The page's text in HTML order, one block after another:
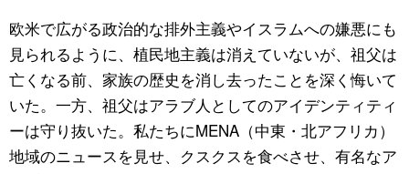
欧米で広がる政治的な排外主義やイスラムへの嫌悪にも
見られるように、植民地主義は消えていないが、祖父は
亡くなる前、家族の歴史を消し去ったことを深く悔いて
いた。一方、祖父はアラブ人としてのアイデンティティ
ーは守り抜いた。私たちにMENA（中東・北アフリカ）
地域のニュースを見せ、クスクスを食べさせ、有名なア